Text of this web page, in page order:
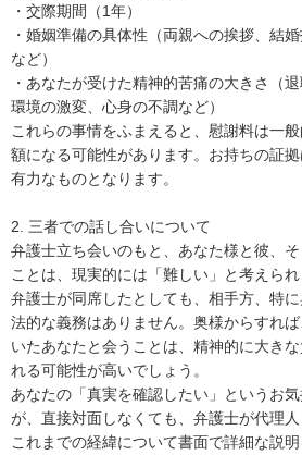
・交際期間（1年）
・婚姻準備の具体性（両親への挨拶、結
など）
・あなたが受けた精神的苦痛の大きさ（
環境の激変、心身の不調など）
これらの事情をふまえると、慰謝料は一
額になる可能性があります。お持ちの証
有力なものとなります。
2. 三者での話し合いについて
弁護士立ち会いのもと、あなた様と彼、
ことは、現実的には「難しい」と考えられ
弁護士が同席したとしても、相手方、特
法的な義務はありません。奥様からすれ
いたあなたと会うことは、精神的に大き
れる可能性が高いでしょう。
あなたの「真実を確認したい」というお
が、直接対面しなくても、弁護士が代理
これまでの経緯について書面で詳細な説